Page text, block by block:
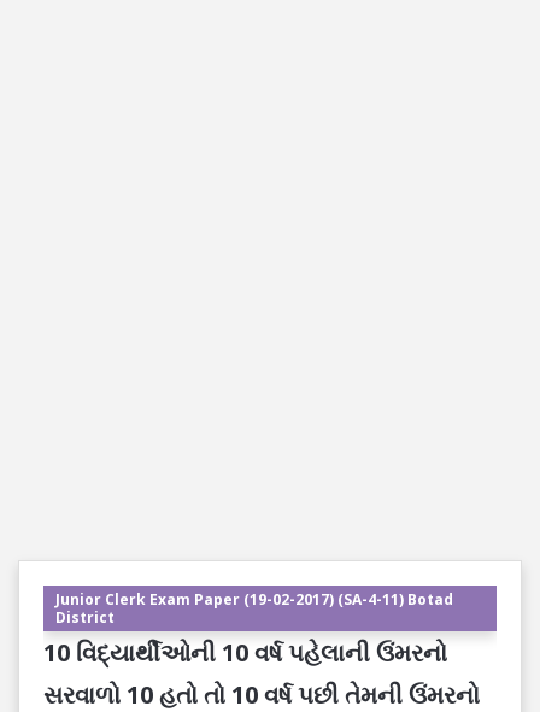
Junior Clerk Exam Paper (19-02-2017) (SA-4-11) Botad
District
10 વિદ્યાર્થીઓની 10 વર્ષ પહેલાની ઉંમરનો
સરવાળો 10 હતો તો 10 વર્ષ પછી તેમની ઉંમરનો